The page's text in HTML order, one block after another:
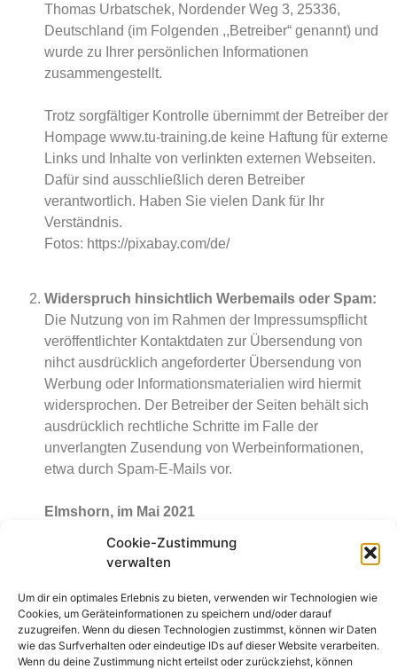
Cookie-Zustimmung
verwalten
Um dir ein optimales Erlebnis zu bieten, verwenden wir Technologien wie
Cookies, um Geräteinformationen zu speichern und/oder darauf
zuzugreifen. Wenn du diesen Technologien zustimmst, können wir Daten
wie das Surfverhalten oder eindeutige IDs auf dieser Website verarbeiten.
Wenn du deine Zustimmung nicht erteilst oder zurückziehst, können
Thomas Urbatschek, Nordender Weg 3, 25336,
Deutschland (im Folgenden ,,Betreiber“ genannt) und
wurde zu Ihrer persönlichen Informationen
zusammengestellt.
Trotz sorgfältiger Kontrolle übernimmt der Betreiber der
Hompage www.tu-training.de keine Haftung für externe
Links und Inhalte von verlinkten externen Webseiten.
Dafür sind ausschließlich deren Betreiber
verantwortlich. Haben Sie vielen Dank für Ihr
Verständnis.
Fotos: https://pixabay.com/de/
Widerspruch hinsichtlich Werbemails oder Spam:
Die Nutzung von im Rahmen der Impressumspflicht
veröffentlichter Kontaktdaten zur Übersendung von
nihct ausdrücklich angeforderter Übersendung von
Werbung oder Informationsmaterialien wird hiermit
widersprochen. Der Betreiber der Seiten behält sich
ausdrücklich rechtliche Schritte im Falle der
unverlangten Zusendung von Werbeinformationen,
etwa durch Spam-E-Mails vor.
Elmshorn, im Mai 2021
urbatschek@tu-training.de
+49 (0) 4121 491835